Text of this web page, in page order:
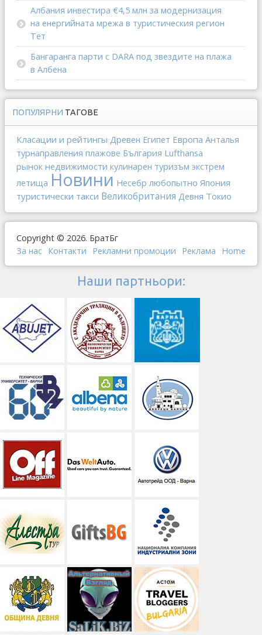
Албания инвестира €4,5 млн за модернизация
на енергийната мрежа в туристическия регион
Тет
Бангаранга парти с DARA под звездите на плажа
в Албена
ПОПУЛЯРНИ ТАГОВЕ
Класации и рейтингы Древен Египет Европа Анталья
турнаправления плажове България Lufthansa
рынок недвижимости кулинарен туризъм экстрем
летища Новини Несебр любопытно Япония
туристически такси Великобритания Девня Токио
Copyright © 2026. БратБг
За нас Контакти Рекламни промоции Реклама Home
Наши партньори: